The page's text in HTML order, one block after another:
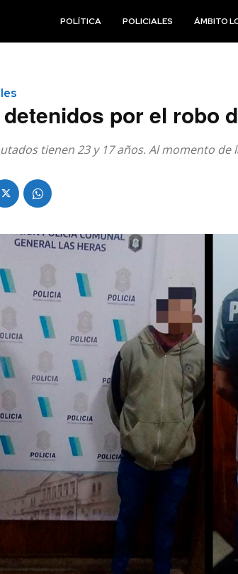
POLÍTICA POLICIALES ÁMBITO
por el robo
tienen 23 y 17 años. Al momento